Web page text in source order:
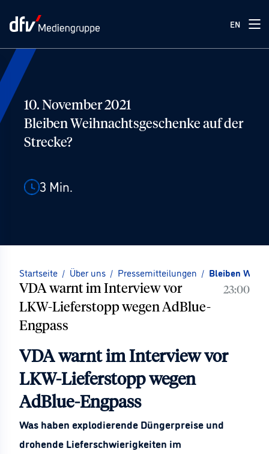
EN
10. November 2021
Bleiben Weihnachtsgeschenke auf der
Strecke?
3 Min.
Startseite / Über uns / Pressemitteilungen / Bleiben
VDA warnt im Interview vor
LKW-Lieferstopp wegen AdBlue-
Engpass
23:00
VDA warnt im Interview vor
LKW-Lieferstopp wegen
AdBlue-Engpass
Was haben explodierende Düngerpreise und
drohende Lieferschwierigkeiten im